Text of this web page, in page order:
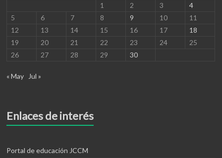
1
2 3
4
5
6 7 8 9 10
11
12
13 14 15 16 17
18
19
20 21 22 23 24
25
26
27 28 29 30
« May Jul »
Enlaces de interés
Portal de educación JCCM